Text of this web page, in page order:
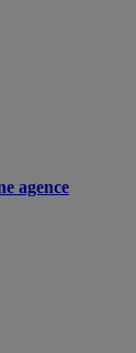
agence